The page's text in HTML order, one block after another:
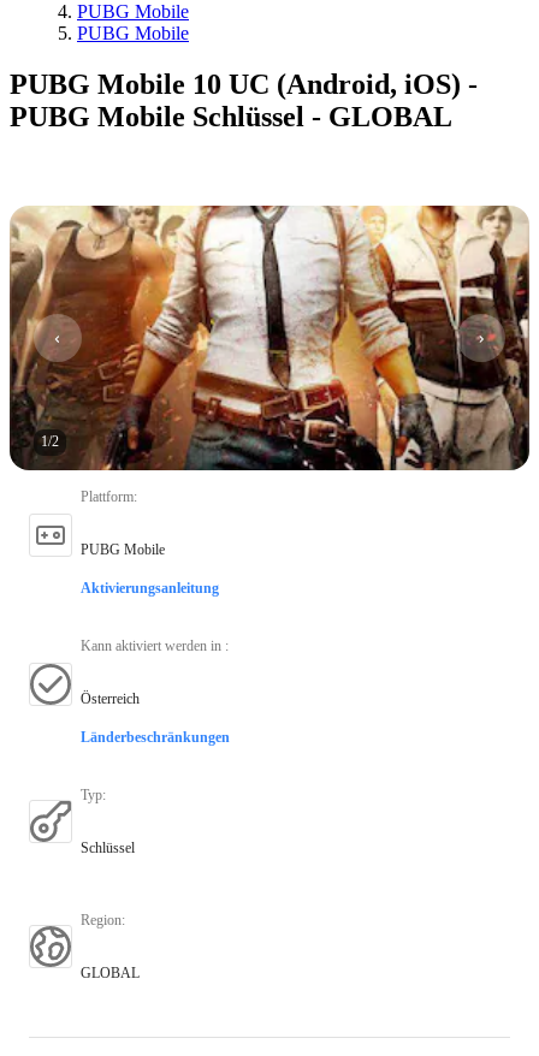
PUBG Mobile
PUBG Mobile
PUBG Mobile 10 UC (Android, iOS) -
PUBG Mobile Schlüssel - GLOBAL
1/2
Plattform:
PUBG Mobile
Aktivierungsanleitung
Kann aktiviert werden in :
Österreich
Länderbeschränkungen
Typ:
Schlüssel
Region:
GLOBAL